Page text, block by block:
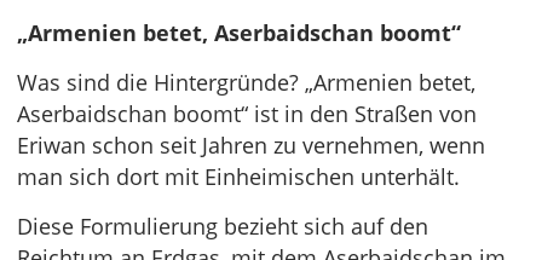
„Armenien betet, Aserbaidschan boomt“
Was sind die Hintergründe? „Armenien betet,
Aserbaidschan boomt“ ist in den Straßen von
Eriwan schon seit Jahren zu vernehmen, wenn
man sich dort mit Einheimischen unterhält.
Diese Formulierung bezieht sich auf den